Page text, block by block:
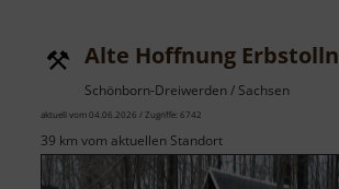
Alte Hoffnung Erbstolln
Schönborn-Dreiwerden / Sachsen
aktuell vom 04.06.2026 / Zugriffe: 6742
39 km vom aktuellen Standort